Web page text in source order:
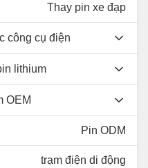
Thay pin xe đạp
công cụ điện
lithium
OEM
Pin ODM
trạm điện di động